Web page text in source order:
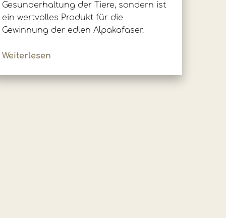
Gesunderhaltung der Tiere, sondern ist
ein wertvolles Produkt für die
Gewinnung der edlen Alpakafaser.
Weiterlesen